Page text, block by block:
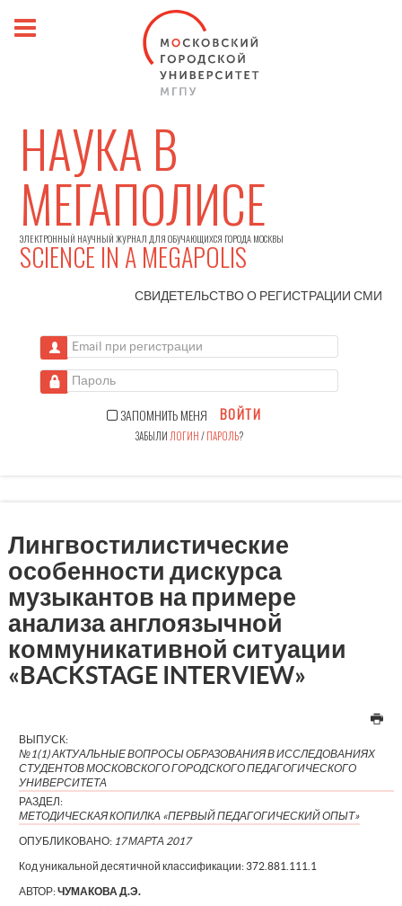
НАУКА В
МЕГАПОЛИСЕ
ЭЛЕКТРОННЫЙ НАУЧНЫЙ ЖУРНАЛ ДЛЯ ОБУЧАЮЩИХСЯ ГОРОДА МОСКВЫ
SCIENCE IN A MEGAPOLIS
СВИДЕТЕЛЬСТВО О РЕГИСТРАЦИИСМИ
Email при регистрации
Пароль
ЗАПОМНИТЬ МЕНЯ ВОЙТИ
ЗАБЫЛИ ЛОГИН/ПАРОЛЬ?
Лингвостилистические
особенности дискурса
музыкантов на примере
анализа англоязычной
коммуникативной ситуации
«BACKSTAGE INTERVIEW»
ВЫПУСК:
№1(1) АКТУАЛЬНЫЕ ВОПРОСЫ ОБРАЗОВАНИЯ В ИССЛЕДОВАНИЯХ
СТУДЕНТОВ МОСКОВСКОГО ГОРОДСКОГО ПЕДАГОГИЧЕСКОГО
УНИВЕРСИТЕТА
РАЗДЕЛ:
МЕТОДИЧЕСКАЯ КОПИЛКА «ПЕРВЫЙ ПЕДАГОГИЧЕСКИЙ ОПЫТ»
ОПУБЛИКОВАНО: 17 МАРТА 2017
Код уникальной десятичной классификации: 372.881.111.1
АВТОР:ЧУМАКОВА Д.Э.